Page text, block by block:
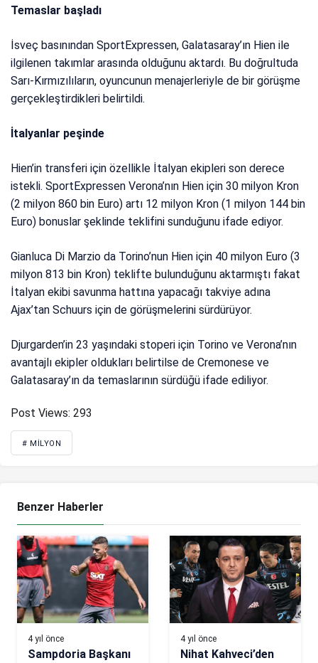
Temaslar başladı
İsveç basınından SportExpressen, Galatasaray’ın Hien ile
ilgilenen takımlar arasında olduğunu aktardı. Bu doğrultuda
Sarı-Kırmızılıların, oyuncunun menajerleriyle de bir görüşme
gerçekleştirdikleri belirtildi.
İtalyanlar peşinde
Hien’in transferi için özellikle İtalyan ekipleri son derece
istekli. SportExpressen Verona’nın Hien için 30 milyon Kron
(2 milyon 860 bin Euro) artı 12 milyon Kron (1 milyon 144 bin
Euro) bonuslar şeklinde teklifini sunduğunu ifade ediyor.
Gianluca Di Marzio da Torino’nun Hien için 40 milyon Euro (3
milyon 813 bin Kron) teklifte bulunduğunu aktarmıştı fakat
İtalyan ekibi savunma hattına yapacağı takviye adına
Ajax’tan Schuurs için de görüşmelerini sürdürüyor.
Djurgarden’in 23 yaşındaki stoperi için Torino ve Verona’nın
avantajlı ekipler oldukları belirtilse de Cremonese ve
Galatasaray’ın da temaslarının sürdüğü ifade ediliyor.
Post Views: 293
# MILYON
Benzer Haberler
4 yıl önce
Sampdoria Başkanı
4 yıl önce
Nihat Kahveci’den